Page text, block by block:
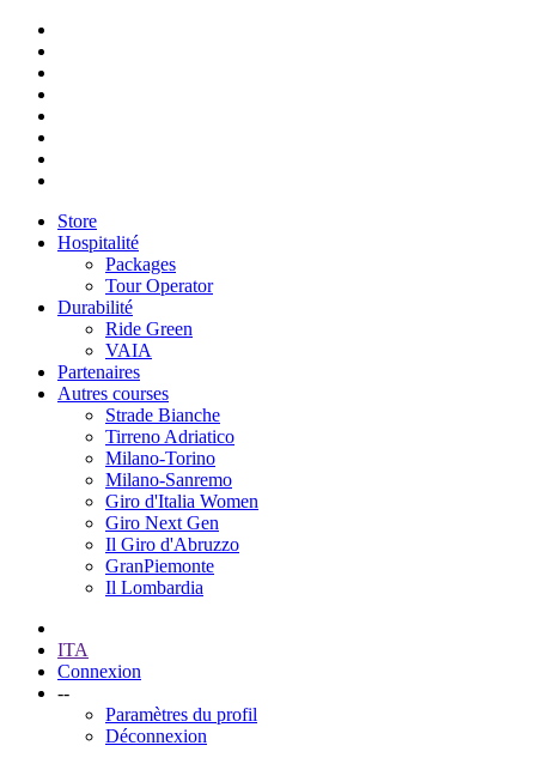
Store
Hospitalité
Packages
Tour Operator
Durabilité
Ride Green
VAIA
Partenaires
Autres courses
Strade Bianche
Tirreno Adriatico
Milano-Torino
Milano-Sanremo
Giro d'Italia Women
Giro Next Gen
Il Giro d'Abruzzo
GranPiemonte
Il Lombardia
ITA
Connexion
--
Paramètres du profil
Déconnexion